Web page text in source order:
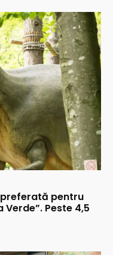
preferată pentru
Verde”. Peste 4,5